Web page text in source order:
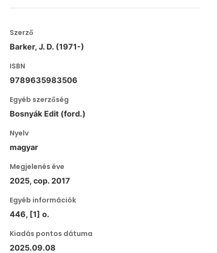
Szerző
Barker, J. D. (1971-)
ISBN
9789635983506
Egyéb szerzőség
Bosnyák Edit (ford.)
Nyelv
magyar
Megjelenés éve
2025, cop. 2017
Egyéb információk
446, [1] o.
Kiadás pontos dátuma
2025.09.08